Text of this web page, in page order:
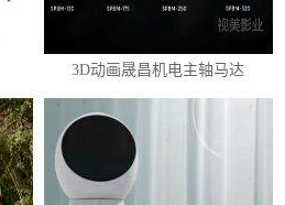
3D动画晟昌机电主轴马达